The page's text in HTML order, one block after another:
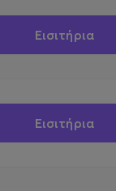
Εισιτήρια
Εισιτήρια